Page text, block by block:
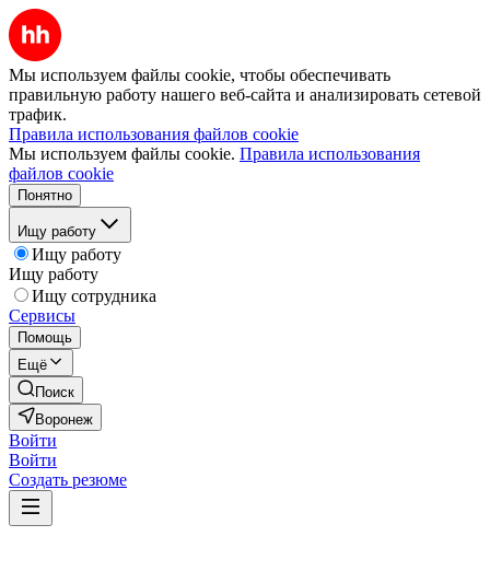
Мы используем файлы cookie, чтобы обеспечивать
правильную работу нашего веб-сайта и анализировать сетевой
трафик.
Правила использования файлов cookie
Мы используем файлы cookie. Правила использования
файлов cookie
Понятно
Ищу работу
Ищу работу
Ищу работу
Ищу сотрудника
Сервисы
Помощь
Ещё
Поиск
Воронеж
Войти
Войти
Создать резюме